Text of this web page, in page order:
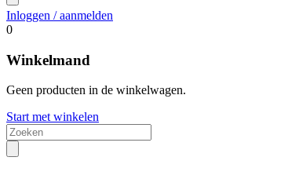
Inloggen / aanmelden
0
Winkelmand
Geen producten in de winkelwagen.
Start met winkelen